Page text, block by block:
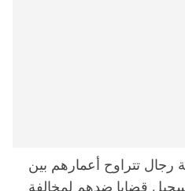
رجال تتراوح أعمارهم بين
تسجيل قضايا ضدهم لمخالفة